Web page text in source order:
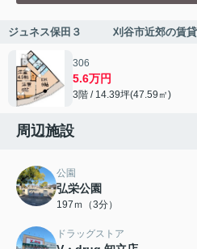
ジュネス保田３ 刈谷市近郊の賃貸
306
5.6万円
3階 / 14.39坪(47.59㎡)
周辺施設
公園
弘栄公園
197ｍ（3分）
ドラッグストア